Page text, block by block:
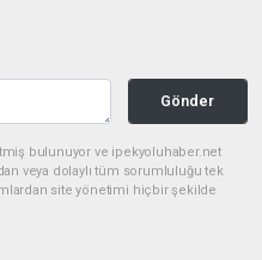
Gönder
bulunuyor ve ipekyoluhaber.net
veya dolaylı tüm sorumluluğu tek
site yönetimi hiçbir şekilde